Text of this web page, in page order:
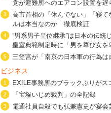
党が避難所へのエアコン設置を遅
3
高市首相の「休んでない」「寝て
ルは本当なのか 徹底検証
4
“男系男子皇位継承”は日本の伝統
皇室典範制定時に「男を尊び女を
5 三笠宮が「南京の日本軍の行為は
ビジネス
1 EXILE事務所のブラックぶりがス
2 「宝塚いじめ裁判」の全記録
3 電通社員自殺でも弘兼憲史が宴会